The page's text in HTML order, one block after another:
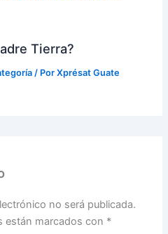
Tierra?
/ PorXprésat Guate
no será publicada.
están marcados con *